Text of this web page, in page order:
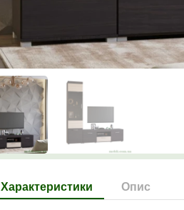
Характеристики Опис